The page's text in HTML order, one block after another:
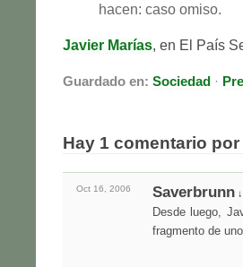
hacen: caso omiso.
Javier Marías, en El País
Guardado en: Sociedad ·
Hay 1 comentario por
Oct 16, 2006 Saverbrunn ↓
Desde luego,
fragmento de